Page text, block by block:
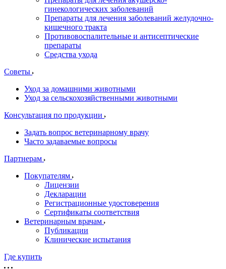
гинекологических заболеваний
Препараты для лечения заболеваний желудочно-
кишечного тракта
Противовоспалительные и антисептические
препараты
Средства ухода
Советы
Уход за домашними животными
Уход за сельскохозяйственными животными
Консультация по продукции
Задать вопрос ветеринарному врачу
Часто задаваемые вопросы
Партнерам
Покупателям
Лицензии
Декларации
Регистрационные удостоверения
Сертификаты соответствия
Ветеринарным врачам
Публикации
Клинические испытания
Где купить